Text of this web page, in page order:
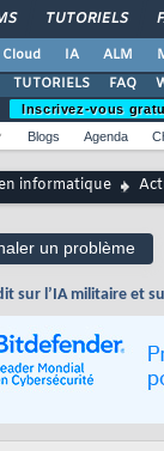
TUTORIELS
Cloud IA ALM
TUTORIELS
FAQ
Inscrivez-vous
Blogs Agenda
informatique
un problème
sur l’IA militaire et